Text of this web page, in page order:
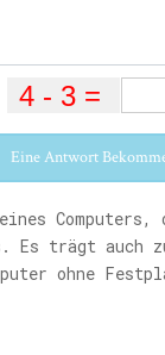
Eine Antwort
Computers,
Es trägt auch
ohne